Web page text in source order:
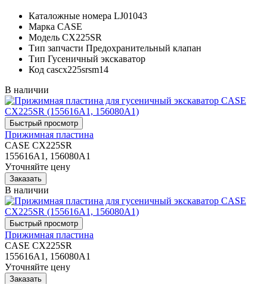
Каталожные номера LJ01043
Марка CASE
Модель CX225SR
Тип запчасти Предохранительный клапан
Тип Гусеничный экскаватор
Код cascx225srsm14
В наличии
Прижимная пластина
CASE CX225SR
155616A1, 156080A1
Уточняйте цену
В наличии
Прижимная пластина
CASE CX225SR
155616A1, 156080A1
Уточняйте цену